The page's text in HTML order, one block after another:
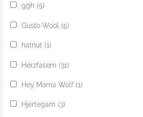
ggh (5)
Gusto Wool (5)
hatnut (1)
Herzfasern (31)
Hey Mama Wolf (1)
Hjertegarn (3)